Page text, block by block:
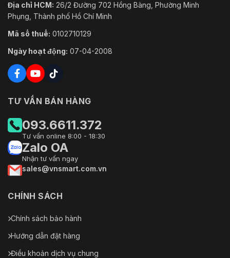
Địa chỉ HCM: 26/2 Đường 702 Hồng Bàng, Phường Minh
Phụng, Thành phố Hồ Chí Minh
Mã số thuế: 0102710129
Ngày hoạt động: 07-04-2008
TƯ VẤN BÁN HÀNG
093.6611.372
Tư vấn online 8:00 - 18:30
Zalo OA
Nhận tư vấn ngay
sales@vnsmart.com.vn
CHÍNH SÁCH
Chính sách bảo hành
Hướng dẫn đặt hàng
Điều khoản dịch vụ chung